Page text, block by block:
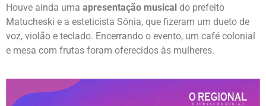
Houve ainda uma apresentação musical do prefeito
Matucheski e a esteticista Sônia, que fizeram um dueto de
voz, violão e teclado. Encerrando o evento, um café colonial
e mesa com frutas foram oferecidos às mulheres.